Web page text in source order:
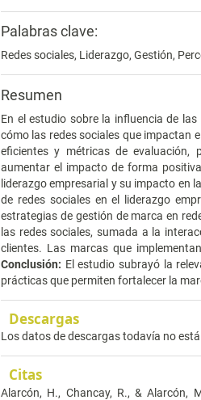
Palabras clave:
Redes sociales, Liderazgo, Gestión,
Resumen
En el estudio sobre la influencia de
cómo las redes sociales que impactan
eficientes y métricas de evaluación,
aumentar el impacto de forma
liderazgo empresarial y su impacto en
de redes sociales en el liderazgo
estrategias de gestión de marca en
las redes sociales, sumada a la
clientes. Las marcas que
Conclusión: El estudio subrayó la
prácticas que permiten fortalecer la
Descargas
Los datos de descargas todavía no
Citas
Alarcón, H., Chancay, R., & Alarcón,